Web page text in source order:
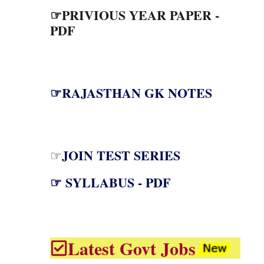
☞PRIVIOUS YEAR PAPER -
PDF
☞RAJASTHAN GK NOTES
☞JOIN TEST SERIES
☞ SYLLABUS - PDF
Latest Govt Jobs